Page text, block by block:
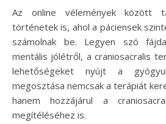
Az online vélemények között
történetek is, ahol a páciensek
számolnak be. Legyen szó
mentális jólétről, a craniosacralis
lehetőségeket nyújt a
megosztása nemcsak a terápiát
hanem hozzájárul a
megítéléséhez is.